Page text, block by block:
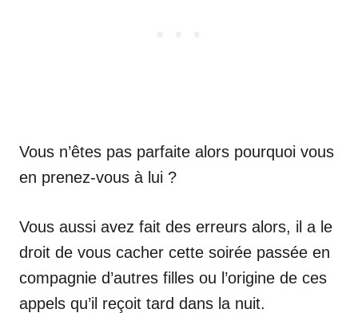
Vous n’êtes pas parfaite alors pourquoi vous
en prenez-vous à lui ?
Vous aussi avez fait des erreurs alors, il a le
droit de vous cacher cette soirée passée en
compagnie d’autres filles ou l’origine de ces
appels qu’il reçoit tard dans la nuit.